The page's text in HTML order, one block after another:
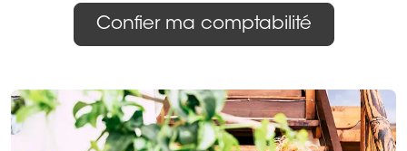
Confier ma comptabilité